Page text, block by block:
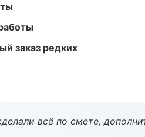
заказ редких
всё по смете,